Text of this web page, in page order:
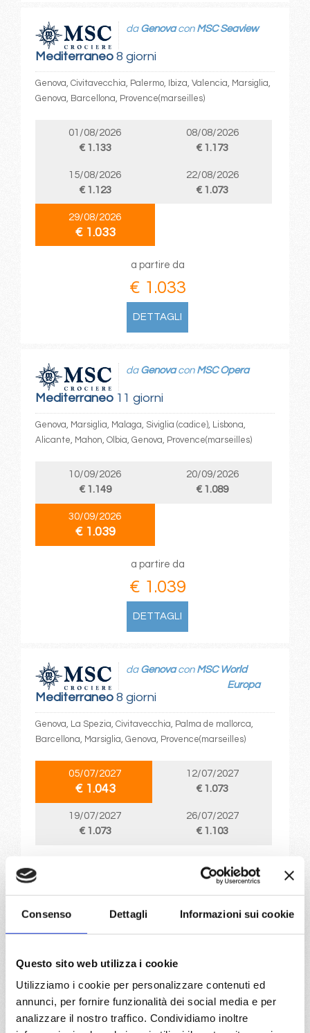
Consenso Dettagli Informazioni sui cookie
Questo sito web utilizza i cookie
Utilizziamo i cookie per personalizzare contenuti ed
annunci, per fornire funzionalità dei social media e per
analizzare il nostro traffico. Condividiamo inoltre
Mediterraneo8 giorni
da Genovacon MSC Seaview
Genova, Civitavecchia, Palermo, Ibiza, Valencia, Marsiglia,
Genova, Barcellona, Provence(marseilles)
01/08/2026
€ 1.133
08/08/2026
€ 1.173
15/08/2026
€ 1.123
22/08/2026
€ 1.073
29/08/2026
€ 1.033
a partire da
€ 1.033
DETTAGLI
Mediterraneo11 giorni
da Genovacon MSC Opera
Genova, Marsiglia, Malaga, Siviglia (cadice), Lisbona,
Alicante, Mahon, Olbia, Genova, Provence(marseilles)
10/09/2026
€ 1.149
20/09/2026
€ 1.089
30/09/2026
€ 1.039
a partire da
€ 1.039
DETTAGLI
Mediterraneo8 giorni
da Genovacon MSC World
Europa
Genova, La Spezia, Civitavecchia, Palma de mallorca,
Barcellona, Marsiglia, Genova, Provence(marseilles)
05/07/2027
€ 1.043
12/07/2027
€ 1.073
19/07/2027
€ 1.073
26/07/2027
€ 1.103
DETTAGLI
Mediterraneo11 giorni
daGenovacon
Genova, Marsiglia, Malaga, Casablanca, Siviglia (cadice),